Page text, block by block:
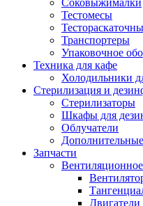
Соковыжималки
Тестомесы
Транспортеры
Упаковочное
Техника для кафе
Холодильники
Стерилизация и
Стерилизаторы
Шкафы для
Облучатели
Запчасти
Двигатели